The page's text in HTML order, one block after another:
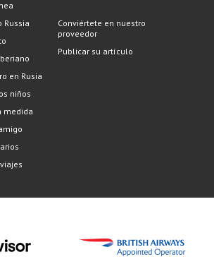
Russia
en Rusia
niños
medida
Conviértete en nuestro
proveedor
Publicar su artículo